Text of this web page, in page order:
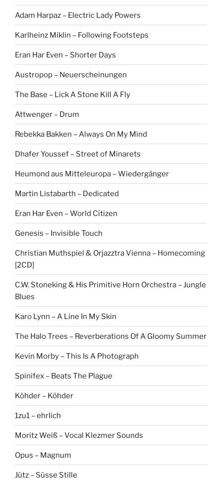
Adam Harpaz – Electric Lady Powers
Karlheinz Miklin – Following Footsteps
Eran Har Even – Shorter Days
Austropop – Neuerscheinungen
The Base – Lick A Stone Kill A Fly
Attwenger – Drum
Rebekka Bakken – Always On My Mind
Dhafer Youssef – Street of Minarets
Heumond aus Mitteleuropa – Wiedergänger
Martin Listabarth – Dedicated
Eran Har Even – World Citizen
Genesis – Invisible Touch
Christian Muthspiel & Orjazztra Vienna – Homecoming
[2CD]
C.W. Stoneking & His Primitive Horn Orchestra – Jungle
Blues
Karo Lynn – A Line In My Skin
The Halo Trees – Reverberations Of A Gloomy Summer
Kevin Morby – This Is A Photograph
Spinifex – Beats The Plague
Köhder – Köhder
1zu1 – ehrlich
Moritz Weiß – Vocal Klezmer Sounds
Opus – Magnum
Jütz – Süsse Stille